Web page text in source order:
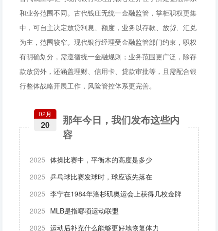
和业务范围不同。古代钱庄无统一金融监管，掌柜职权更集
中，可自主决定放贷利息、额度，业务以存款、放贷、汇兑
为主，范围较窄。现代银行经理受金融监管部门约束，职权
有明确划分，需遵循统一金融规则；业务范围更广泛，除存
款放贷外，还涵盖理财、信用卡、贷款审批等，且需配合银
行整体战略开展工作，风险管控体系更完善。
那年今日，我们发布这些内
容
02月
20
2025 体操比赛中，平衡木的高度是多少
2025 乒乓球比赛发球时，球应该先落在
2025 李宁在1984年洛杉矶奥运会上获得几枚金牌
2025 MLB是指哪项运动联盟
2025 运动后补充什么能够更好地恢复体力